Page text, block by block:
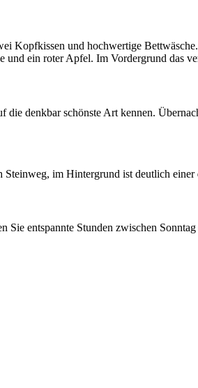
denkbar schönste Art kennen.
entspannte Stunden zwischen